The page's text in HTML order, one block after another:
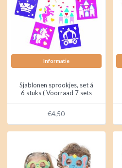
Informatie
Sjablonen sprookjes, set á
6 stuks ( Voorraad 7 sets
OP=OP) (6 stuks)
€4,50